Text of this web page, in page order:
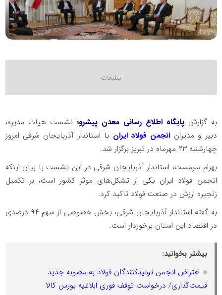
به گزارش پایگاه اطلاع رسانی معدن پیشرو؛نشست هیات مدیره،
دبیر و مدیران انجمن فولاد ایران با استاندار آذربایجان شرقی امروز
چهارشنبه ۲۳ مهرماه در تبریز برگزار شد.
بهرام سرمست، استاندار آذربایجان شرقی در این نشست با بیان اینکه
انجمن فولاد ایران یکی از تشکل‌های موثر کشور است، بر تکمیل
زنجیره ارزش در صنعت فولاد تاکید کرد.
به گفته استاندار آذربایجان شرقی، بخش خصوصی از سهم ۹۴ درصدی
در اقتصاد این استان برخوردار است.
بیشتر بخوانید:
اعتراض انجمن تولیدکنندگان فولاد به مصوبه جدید
قیمت‌گذاری/ درخواست توقف فوری ابلاغیه بورس کالا